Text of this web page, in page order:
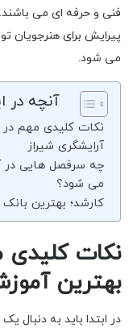
فنی و حرفه ای می
پیرایش برای هنرجویان
می شود.
آنچه در
نکات کلیدی مهم در
آرایشگری شیراز
چه سرفصل هایی در
می شود؟
کارشد؛ بهترین
نکات کلیدی
بهترین
در ابتدا باید به دنبال